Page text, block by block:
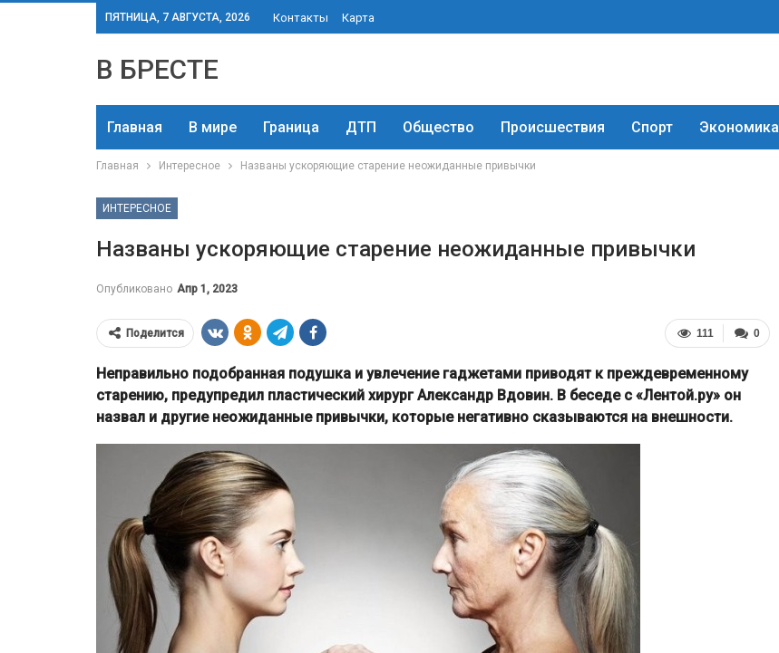
ПЯТНИЦА, 7 АВГУСТА, 2026 Контакты Карта
В БРЕСТЕ
Главная В мире Граница ДТП Общество Происшествия Спорт Экономика
Главная Интересное Названы ускоряющие старение неожиданные привычки
ИНТЕРЕСНОЕ
Названы ускоряющие старение неожиданные привычки
Опубликовано Апр 1, 2023
0
111
Поделится
Неправильно подобранная подушка и увлечение гаджетами приводят к преждевременному
старению, предупредил пластический хирург Александр Вдовин. В беседе с «Лентой.ру» он
назвал и другие неожиданные привычки, которые негативно сказываются на внешности.